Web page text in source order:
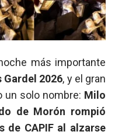
más importante
Gardel 2026, y el gran
un solo nombre: Milo
de Morón rompió
CAPIF al alzarse